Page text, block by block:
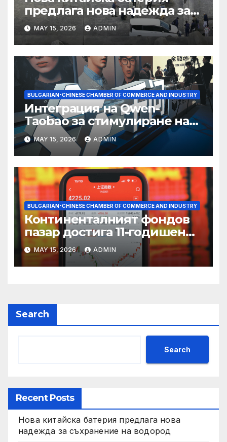
предлага нова надежда за
съхранение на водород
MAY 15, 2026 ADMIN
BULGARIAN-CHINESE CHAMBER OF COMMERCE AND INDUSTRY
Интеграция на Qwen-
Taobao за стимулиране на
пазаруването 618
MAY 15, 2026 ADMIN
BULGARIAN-CHINESE CHAMBER OF COMMERCE AND INDUSTRY
Континенталният фондов
пазар достига 11-годишен
връх
MAY 15, 2026 ADMIN
Search
Search
Recent Posts
Нова китайска батерия предлага нова
надежда за съхранение на водород